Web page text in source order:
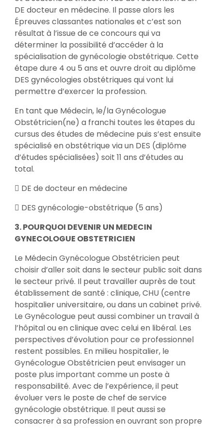
DE docteur en médecine. Il passe alors les
Épreuves classantes nationales et c’est son
résultat à l’issue de ce concours qui va
déterminer la possibilité d’accéder à la
spécialisation de gynécologie obstétrique. Cette
étape dure 4 ou 5 ans et ouvre droit au diplôme
DES gynécologies obstétriques qui vont lui
permettre d’exercer la profession.
En tant que Médecin, le/la Gynécologue
Obstétricien(ne) a franchi toutes les étapes du
cursus des études de médecine puis s’est ensuite
spécialisé en obstétrique via un DES (diplôme
d’études spécialisées) soit 11 ans d’études au
total.
 DE de docteur en médecine
 DES gynécologie-obstétrique (5 ans)
3. POURQUOI DEVENIR UN MEDECIN
GYNECOLOGUE OBSTETRICIEN
Le Médecin Gynécologue Obstétricien peut
choisir d’aller soit dans le secteur public soit dans
le secteur privé. Il peut travailler auprès de tout
établissement de santé : clinique, CHU (centre
hospitalier universitaire, ou dans un cabinet privé.
Le Gynécologue peut aussi combiner un travail à
l’hôpital ou en clinique avec celui en libéral. Les
perspectives d’évolution pour ce professionnel
restent possibles. En milieu hospitalier, le
Gynécologue Obstétricien peut envisager un
poste plus important comme un poste à
responsabilité. Avec de l’expérience, il peut
évoluer vers le poste de chef de service
gynécologie obstétrique. Il peut aussi se
consacrer à sa profession en ouvrant son propre